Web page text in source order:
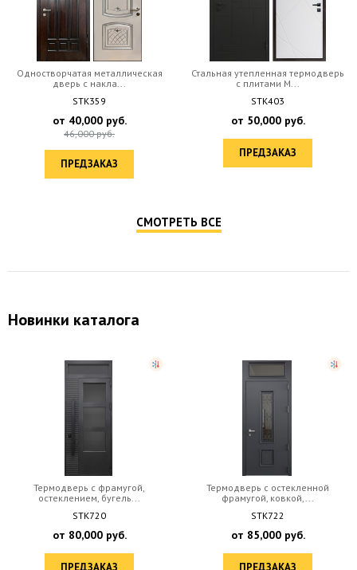
Одностворчатая металлическая
дверь c накла...
STK359
от 40,000руб.
46,000руб.
ПРЕДЗАКАЗ
Стальная утепленная термодверь
с плитами М...
STK403
от 50,000руб.
ПРЕДЗАКАЗ
СМОТРЕТЬ ВСЕ
Новинки каталога
Термодверь с фрамугой,
остеклением, бугель...
STK720
от 80,000руб.
ПРЕДЗАКАЗ
Термодверь с остекленной
фрамугой, ковкой,...
STK722
от 85,000руб.
ПРЕДЗАКАЗ